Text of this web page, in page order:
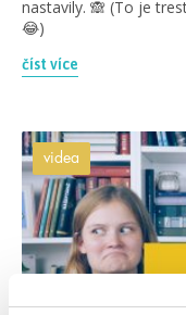
nastavily. 🙈 (To je
😂)
číst více
videa